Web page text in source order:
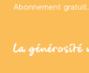
Abonnement gratuit.